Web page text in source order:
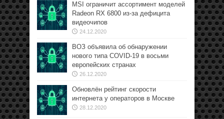
MSI ограничит ассортимент моделей
Radeon RX 6800 из-за дефицита
видеочипов
24.12.2020
ВОЗ объявила об обнаружении
нового типа COVID-19 в восьми
европейских странах
26.12.2020
Обновлён рейтинг скорости
интернета у операторов в Москве
28.12.2020